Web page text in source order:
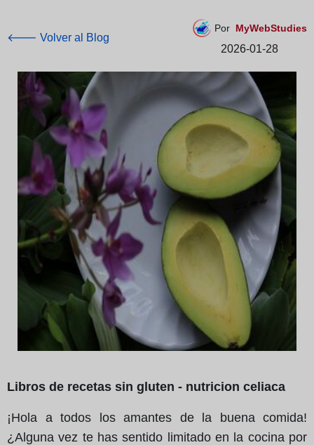
🡐 Volver al Blog
Por MyWebStudies
2026-01-28
Libros de recetas sin gluten - nutricion celiaca
¡Hola a todos los amantes de la buena comida!
¿Alguna vez te has sentido limitado en la cocina por